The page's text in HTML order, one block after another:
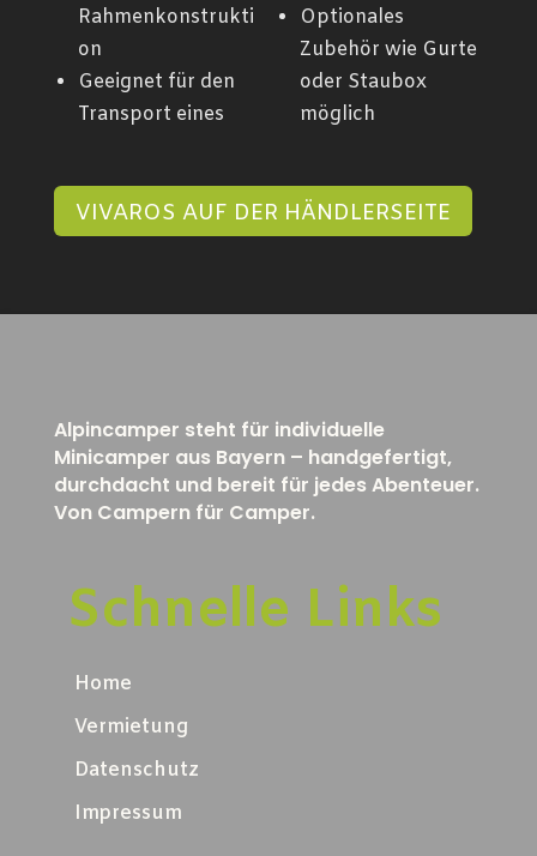
Rahmenkonstrukti
on
Geeignet für den
Transport eines
Optionales
Zubehör wie Gurte
oder Staubox
möglich
VIVAROS AUF DER HÄNDLERSEITE
Alpincamper steht für individuelle
Minicamper aus Bayern – handgefertigt,
durchdacht und bereit für jedes Abenteuer.
Von Campern für Camper.
Schnelle Links
Home
Vermietung
Datenschutz
Impressum